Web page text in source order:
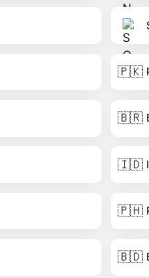
🇵🇰
🇧🇷
🇮🇩
🇵🇭
🇧🇩